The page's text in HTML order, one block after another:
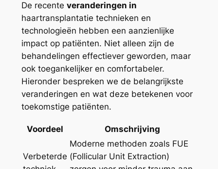
De recente veranderingen in
haartransplantatie technieken en
technologieën hebben een aanzienlijke
impact op patiënten. Niet alleen zijn de
behandelingen effectiever geworden, maar
ook toegankelijker en comfortabeler.
Hieronder bespreken we de belangrijkste
veranderingen en wat deze betekenen voor
toekomstige patiënten.
Voordeel Omschrijving
Verbeterde
Moderne methoden zoals FUE
(Follicular Unit Extraction)